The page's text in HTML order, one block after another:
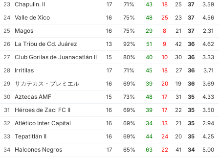
23 Chapulin. II 17 71% 43 18 25 37
3.59
24
Valle de Xico 16 75% 48 25 23 37
4.56
25
Magos 16 75% 29 8 21 37
2.31
26
La Tribu de Cd. Juárez 13 92% 51 9 42 36
4.62
27
Club Gorilas de Juanacatlán II 15 80% 40 10 30 36
3.33
28
Irritilas 17 71% 45 18 27 36
3.71
29
サカテカス・プレミエル 16 69% 39 20 19 36
3.69
30
Aztecas AMF 15 73% 48 17 31 35
4.33
31
Héroes de Zaci FC II 16 69% 39 17 22 35
3.50
32
Atlético Inter Capital 16 69% 34 13 21 35
2.94
33
Tepatitlán II 16 69% 44 24 20 35
4.25
34
Halcones Negros 17 65% 63 22 41 34
5.00